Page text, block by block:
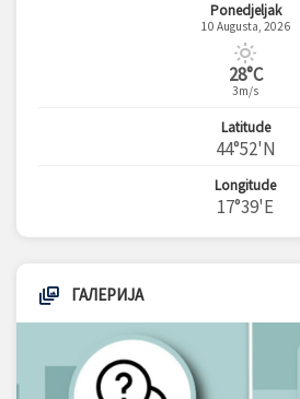
Ponedjeljak
10 Augusta, 2026
28°C
3m/s
Latitude
44°52'N
Longitude
17°39'E
ГАЛЕРИЈА